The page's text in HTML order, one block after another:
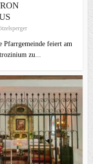
Pfarrgemeinde feiert am
zu...